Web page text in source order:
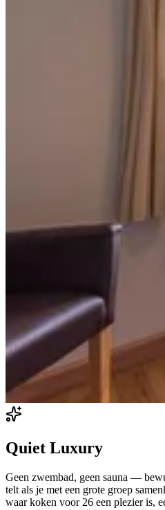
Quiet Luxury
Geen zwembad, geen sauna —
telt als je met een grote groep
waar koken voor 26 een plezier is,